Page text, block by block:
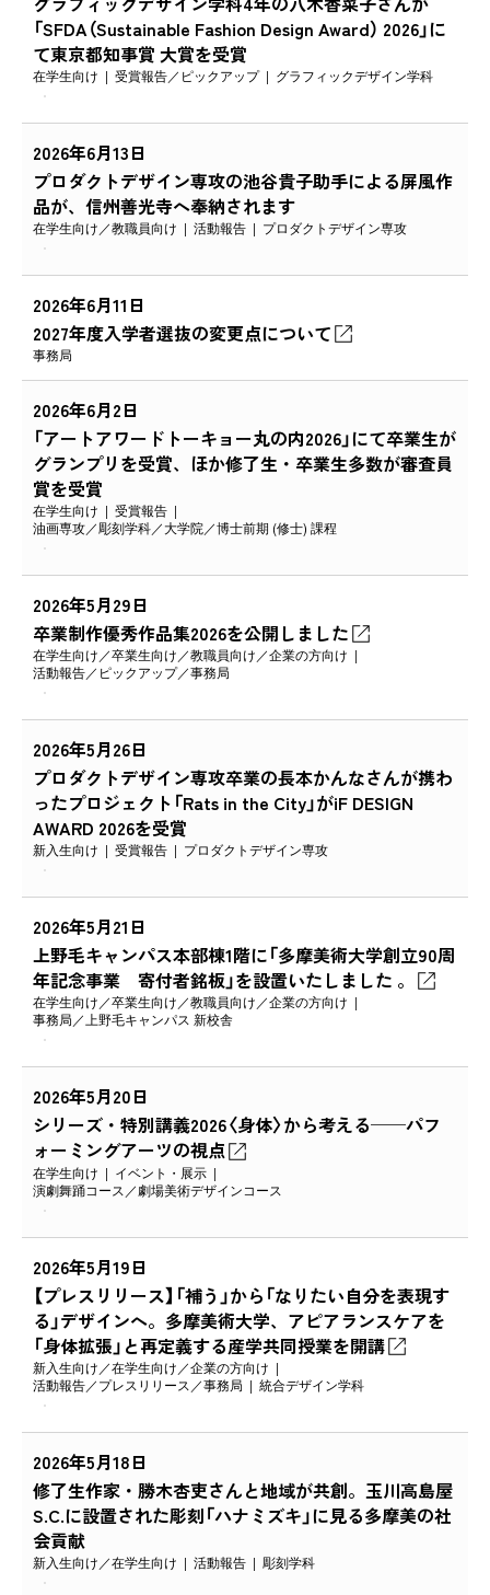
「SFDA（Sustainable Fashion Design Award） 2026」に
て東京都知事賞 大賞を受賞
在学生向け 受賞報告 ピックアップ グラフィックデザイン学科
2026年6月13日
プロダクトデザイン専攻の池谷貴子助手による屏風作
品が、信州善光寺へ奉納されます
在学生向け 教職員向け 活動報告 プロダクトデザイン専攻
2026年6月11日
2027年度入学者選抜の変更点について
事務局
2026年6月2日
「アートアワードトーキョー丸の内2026」にて卒業生が
グランプリを受賞、ほか修了生・卒業生多数が審査員
賞を受賞
在学生向け
受賞報告
油画専攻
彫刻学科 大学院 博士前期 (修士) 課程
2026年5月29日
卒業制作優秀作品集2026を公開しました
在学生向け 卒業生向け 教職員向け
企業の方向け
活動報告
ピックアップ 事務局
2026年5月26日
プロダクトデザイン専攻卒業の長本かんなさんが携わ
ったプロジェクト「Rats in the City」がiF DESIGN
AWARD 2026を受賞
新入生向け 受賞報告 プロダクトデザイン専攻
2026年5月21日
上野毛キャンパス本部棟1階に「多摩美術大学創立90周
年記念事業 寄付者銘板」を設置いたしました 。
在学生向け 卒業生向け 教職員向け
企業の方向け
事務局
上野毛キャンパス 新校舎
2026年5月20日
シリーズ・特別講義2026〈身体〉から考える──パフ
ォーミングアーツの視点
在学生向け
イベント・展示
演劇舞踊コース
劇場美術デザインコース
2026年5月19日
【プレスリリース】「補う」から「なりたい自分を表現す
る」デザインへ。多摩美術大学、アピアランスケアを
「身体拡張」と再定義する産学共同授業を開講
新入生向け 在学生向け
企業の方向け
活動報告
プレスリリース 事務局 統合デザイン学科
2026年5月18日
修了生作家・勝木杏吏さんと地域が共創。玉川高島屋
S.C.に設置された彫刻「ハナミズキ」に見る多摩美の社
会貢献
新入生向け 在学生向け 活動報告 彫刻学科